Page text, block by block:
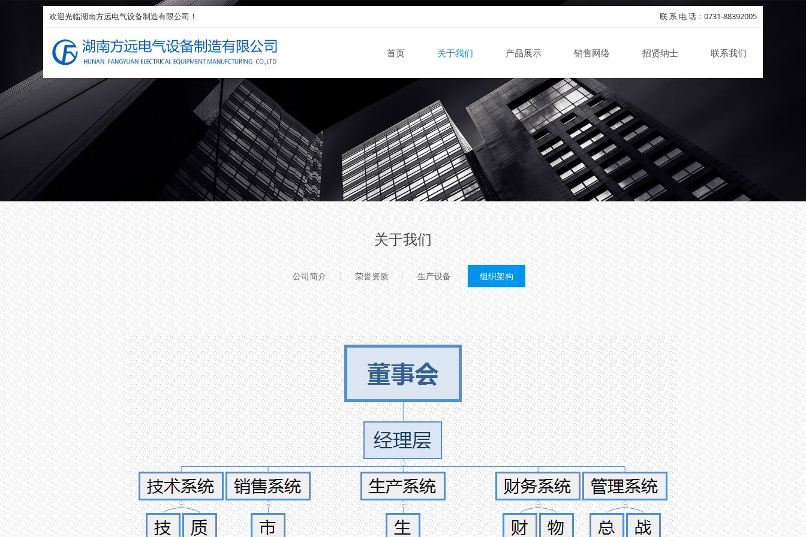
欢迎光临湖南方远电气设备制造有限公司！ 联 系 电 话：0731-88392005
首页 关于我们 产品展示 销售网络 招贤纳士 联系我们
关于我们
公司简介 荣誉资质 生产设备 组织架构